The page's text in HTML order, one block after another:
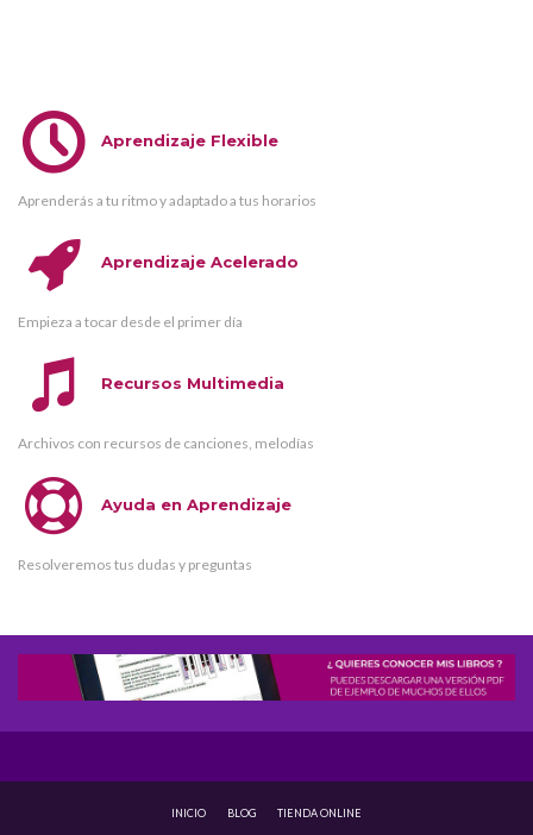
Aprendizaje Flexible
Aprenderás a tu ritmo y adaptado a tus horarios
Aprendizaje Acelerado
Empieza a tocar desde el primer día
Recursos Multimedia
Archivos con recursos de canciones, melodías
Ayuda en Aprendizaje
Resolveremos tus dudas y preguntas
INICIO BLOG TIENDA ONLINE